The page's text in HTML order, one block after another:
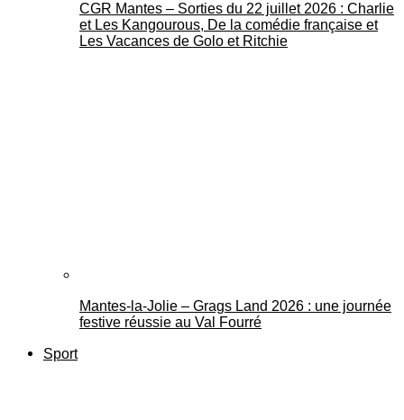
CGR Mantes – Sorties du 22 juillet 2026 : Charlie
et Les Kangourous, De la comédie française et
Les Vacances de Golo et Ritchie
Mantes-la-Jolie – Grags Land 2026 : une journée
festive réussie au Val Fourré
Sport